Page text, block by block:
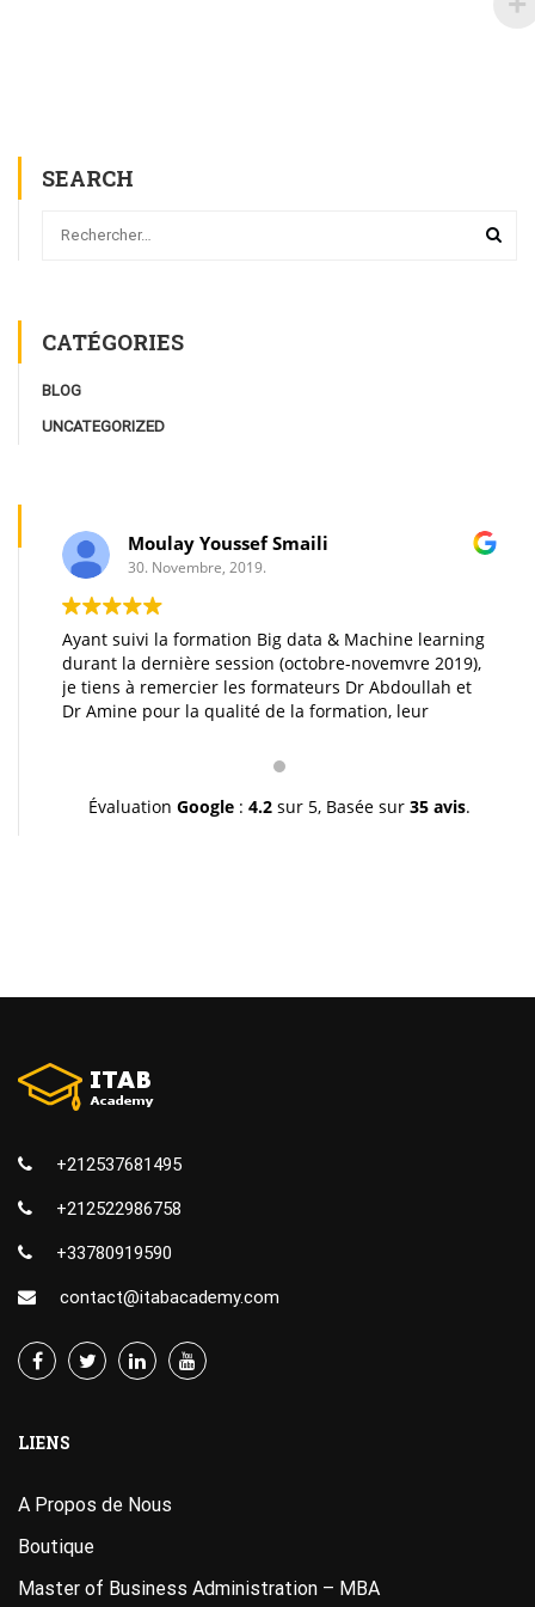
SEARCH
CATÉGORIES
BLOG
UNCATEGORIZED
Moulay Youssef Smaili
30. Novembre, 2019.
Ayant suivi la formation Big data & Machine learning
durant la dernière session (octobre-novemvre 2019),
je tiens à remercier les formateurs Dr Abdoullah et
Dr Amine pour la qualité de la formation, leur
très bonne continuation et à très bientôt inchallah.
Évaluation Google : 4.2 sur 5, Basée sur 35 avis.
+212537681495
+212522986758
+33780919590
contact@itabacademy.com
LIENS
A Propos de Nous
Boutique
Master of Business Administration – MBA